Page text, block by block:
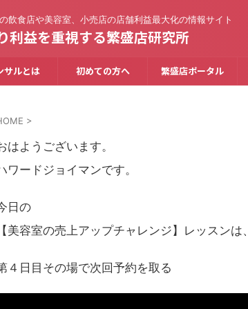
飲食店や美容室、小売店の店舗利益最大化の情報サイト
利益を重視する繁盛店研究所
サルとは 初めての方へ 繁盛店ポータル
>
はようございます。
ワードジョイマンです。
日の
【美容室の売上アップチャレンジ】レッスンは、
４日目その場で次回予約を取る